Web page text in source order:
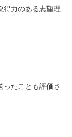
得力のある志望理
たことも評価さ